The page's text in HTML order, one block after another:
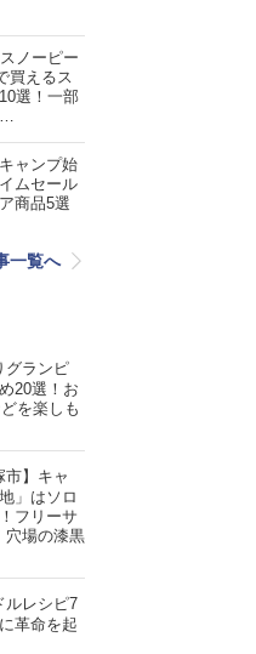
ノーピー
買えるス
選！一部
ャンプ始
ムセール
商品5選
一覧へ
グランピ
20選！お
を楽しも
市】キャ
」はソロ
フリーサ
穴場の漆黒
ルレシピ7
革命を起